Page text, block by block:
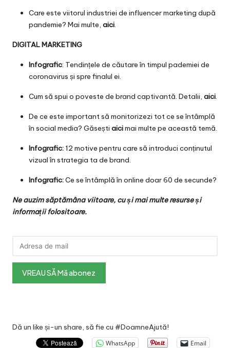
Care este viitorul industriei de influencer marketing după
pandemie? Mai multe, aici.
DIGITAL MARKETING
Infografic: Tendințele de căutare în timpul pademiei de
coronavirus și spre finalul ei.
Cum să spui o poveste de brand captivantă. Detalii, aici.
De ce este important să monitorizezi tot ce se întâmplă
în social media? Găsești aicimai multe pe această temă.
Infografic: 12 motive pentru care să introduci conținutul
vizual în strategia ta de brand.
Infografic:Ce se întâmplă în online doar 60 de secunde?
Ne auzim săptămâna viitoare, cu și mai multe resurse și
informații folositoare.
Dă un like și-un share, să fie cu #DoamneAjută!
WhatsApp Email